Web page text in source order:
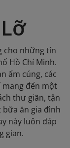
cho những tín
Hồ Chí Minh.
ấm cúng, các
mang đến một
thư giãn, tận
ăn gia đình
này luôn đáp
gian.